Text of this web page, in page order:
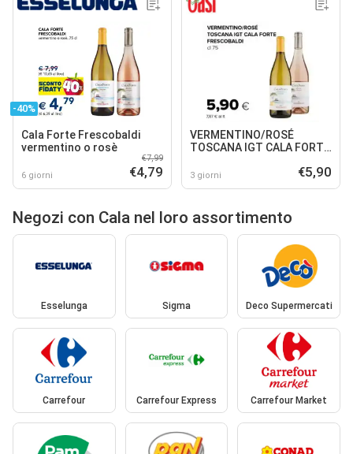
-40%
Cala Forte Frescobaldi
vermentino o rosè
6 giorni
€7,99
€4,79
VERMENTINO/ROSÉ
TOSCANA IGT CALA FORTE
3 giorni €5,90
Negozi con Cala nel loro assortimento
Esselunga Sigma Deco Supermercati
Carrefour Carrefour Express Carrefour Market